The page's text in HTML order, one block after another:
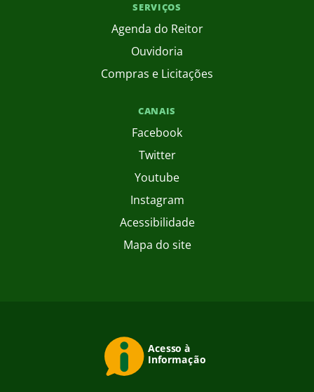
SERVIÇOS
Agenda do Reitor
Ouvidoria
Compras e Licitações
CANAIS
Facebook
Twitter
Youtube
Instagram
Acessibilidade
Mapa do site